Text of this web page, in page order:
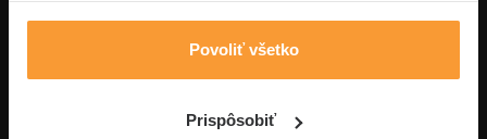
Povoliť všetko
Prispôsobiť
Volajte pon-pia: 09:00–17:00 hod
0850 100 101
Napíšte nám